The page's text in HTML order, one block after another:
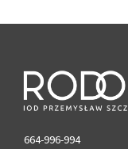
664-996-994